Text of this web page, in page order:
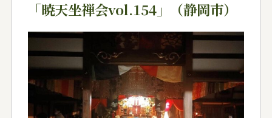
「暁天坐禅会vol.154」（静岡市）